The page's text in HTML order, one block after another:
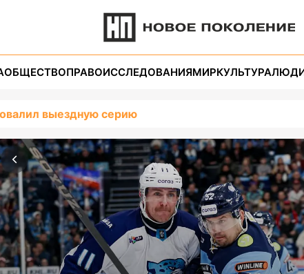
ОБЩЕСТВОПРАВОИССЛЕДОВАНИЯМИРКУЛЬТУРА
выездную серию